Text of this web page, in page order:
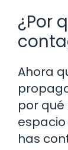
¿Por
Ahora
por
has